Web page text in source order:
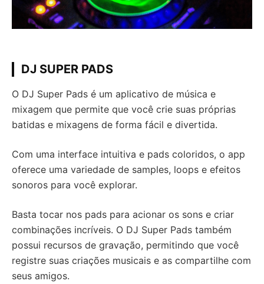
DJ SUPER PADS
O DJ Super Pads é um aplicativo de música e
mixagem que permite que você crie suas próprias
batidas e mixagens de forma fácil e divertida.
Com uma interface intuitiva e pads coloridos, o app
oferece uma variedade de samples, loops e efeitos
sonoros para você explorar.
Basta tocar nos pads para acionar os sons e criar
combinações incríveis. O DJ Super Pads também
possui recursos de gravação, permitindo que você
registre suas criações musicais e as compartilhe com
seus amigos.